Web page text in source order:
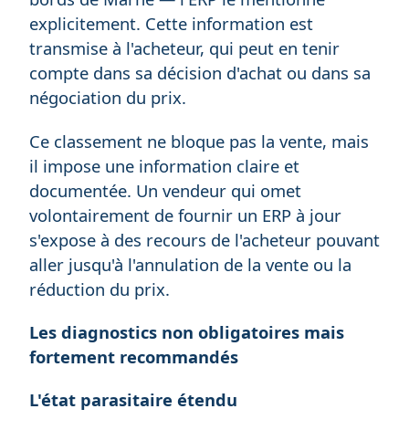
explicitement. Cette information est
transmise à l'acheteur, qui peut en tenir
compte dans sa décision d'achat ou dans sa
négociation du prix.
Ce classement ne bloque pas la vente, mais
il impose une information claire et
documentée. Un vendeur qui omet
volontairement de fournir un ERP à jour
s'expose à des recours de l'acheteur pouvant
aller jusqu'à l'annulation de la vente ou la
réduction du prix.
Les diagnostics non obligatoires mais
fortement recommandés
L'état parasitaire étendu